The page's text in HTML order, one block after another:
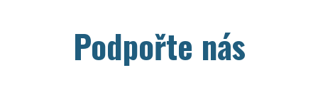
Podpořte nás